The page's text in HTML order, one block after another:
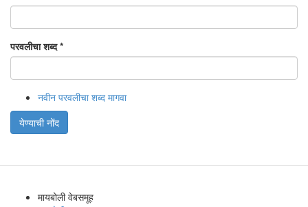
परवलीचा शब्द*
नवीन परवलीचा शब्द मागवा
येण्याची नोंद
मायबोली वेबसमूह